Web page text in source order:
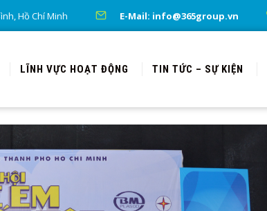
Hồ Chí Minh E-Mail: info@365group.vn
LĨNH VỰC HOẠT ĐỘNG TIN TỨC – SỰ KIỆN